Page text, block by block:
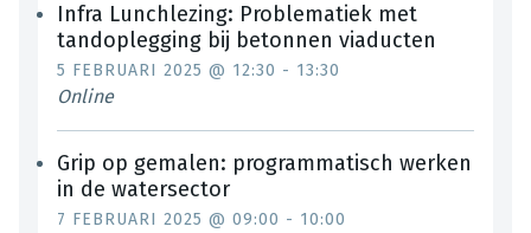
Infra Lunchlezing: Problematiek met
tandoplegging bij betonnen viaducten
5 FEBRUARI 2025 @ 12:30 - 13:30
Online
Grip op gemalen: programmatisch werken
in de watersector
7 FEBRUARI 2025 @ 09:00 - 10:00